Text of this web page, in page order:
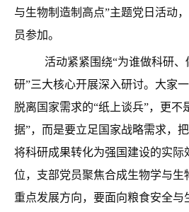
与生物制造制高点”主题党日活动
员参加。
活动紧紧围绕“为谁做科研
研”三大核心开展深入研讨。大家
脱离国家需求的“纸上谈兵”，更不
据”，而是要立足国家战略需求，
将科研成果转化为强国建设的实际
位，支部党员聚焦合成生物学与生
重点发展方向，要面向粮食安全与